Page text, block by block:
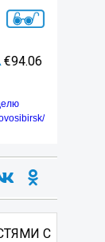
94.06
С